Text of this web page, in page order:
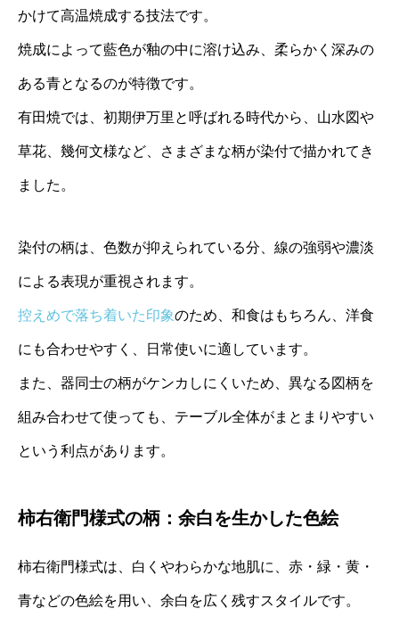
かけて高温焼成する技法です。
焼成によって藍色が釉の中に溶け込み、柔らかく深みの
ある青となるのが特徴です。
有田焼では、初期伊万里と呼ばれる時代から、山水図や
草花、幾何文様など、さまざまな柄が染付で描かれてき
ました。
染付の柄は、色数が抑えられている分、線の強弱や濃淡
による表現が重視されます。
控えめで落ち着いた印象のため、和食はもちろん、洋食
にも合わせやすく、日常使いに適しています。
また、器同士の柄がケンカしにくいため、異なる図柄を
組み合わせて使っても、テーブル全体がまとまりやすい
という利点があります。
柿右衛門様式の柄：余白を生かした色絵
柿右衛門様式は、白くやわらかな地肌に、赤・緑・黄・
青などの色絵を用い、余白を広く残すスタイルです。